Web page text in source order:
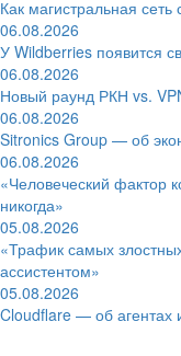
Как магистральная
06.08.2026
У Wildberries появится
06.08.2026
Новый раунд РКН vs.
06.08.2026
Sitronics Group — об
06.08.2026
«Человеческий фактор
никогда»
05.08.2026
«Трафик самых
ассистентом»
05.08.2026
Cloudflare — об агентах